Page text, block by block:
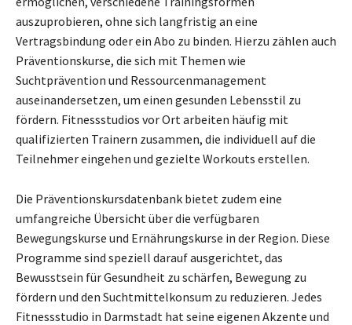
auszuprobieren, ohne sich langfristig an eine
Vertragsbindung oder ein Abo zu binden. Hierzu zählen auch
Präventionskurse, die sich mit Themen wie
Suchtprävention und Ressourcenmanagement
auseinandersetzen, um einen gesunden Lebensstil zu
fördern. Fitnessstudios vor Ort arbeiten häufig mit
qualifizierten Trainern zusammen, die individuell auf die
Teilnehmer eingehen und gezielte Workouts erstellen.
Die Präventionskursdatenbank bietet zudem eine
umfangreiche Übersicht über die verfügbaren
Bewegungskurse und Ernährungskurse in der Region. Diese
Programme sind speziell darauf ausgerichtet, das
Bewusstsein für Gesundheit zu schärfen, Bewegung zu
fördern und den Suchtmittelkonsum zu reduzieren. Jedes
Fitnessstudio in Darmstadt hat seine eigenen Akzente und